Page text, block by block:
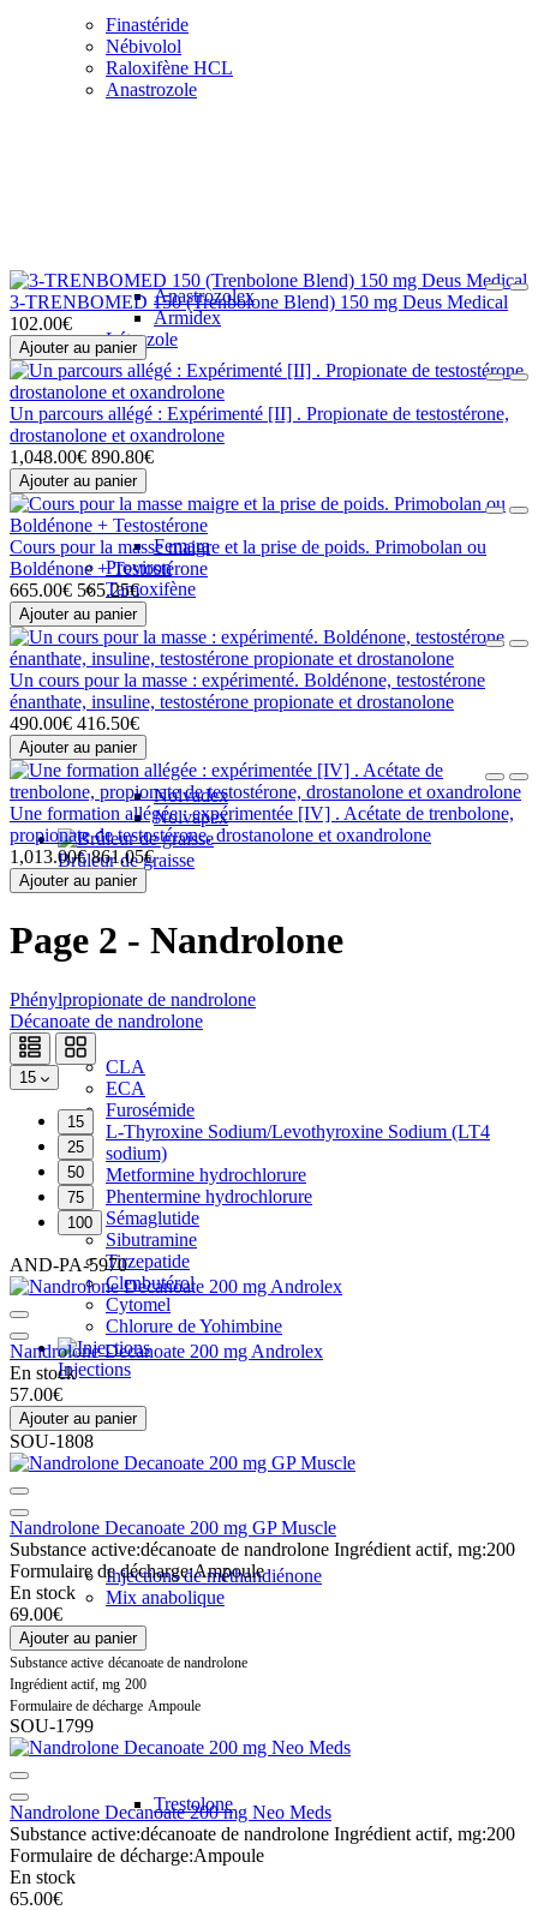
Finastéride
Nébivolol
Raloxifène HCL
Anastrozole
Anastrozolex
Armidex
Létrozole
Femara
Proviron
Tamoxifène
Nolvadex
Nolvapex
Brûleur de graisse
CLA
ECA
Furosémide
L-Thyroxine Sodium/Levothyroxine Sodium (LT4
sodium)
Metformine hydrochlorure
Phentermine hydrochlorure
Sémaglutide
Sibutramine
Tirzepatide
Clenbutérol
Cytomel
Chlorure de Yohimbine
Injections
Injections de méthandiénone
Mix anabolique
Trestolone
3-TRENBOMED 150 (Trenbolone Blend) 150 mg Deus Medical
102.00€
Ajouter au panier
Un parcours allégé : Expérimenté [II] . Propionate de testostérone,
drostanolone et oxandrolone
1,048.00€ 890.80€
Ajouter au panier
Cours pour la masse maigre et la prise de poids. Primobolan ou
Boldénone + Testostérone
665.00€ 565.25€
Ajouter au panier
Un cours pour la masse : expérimenté. Boldénone, testostérone
énanthate, insuline, testostérone propionate et drostanolone
490.00€ 416.50€
Ajouter au panier
Une formation allégée : expérimentée [IV] . Acétate de trenbolone,
propionate de testostérone, drostanolone et oxandrolone
1,013.00€ 861.05€
Ajouter au panier
Page 2 - Nandrolone
Phénylpropionate de nandrolone
Décanoate de nandrolone
15
15
25
50
75
100
AND-PA-5970
Nandrolone Decanoate 200 mg Androlex
En stock
57.00€
Ajouter au panier
SOU-1808
Nandrolone Decanoate 200 mg GP Muscle
Substance active:décanoate de nandrolone Ingrédient actif, mg:200
Formulaire de décharge:Ampoule
En stock
69.00€
Ajouter au panier
Substance active décanoate de nandrolone
Ingrédient actif, mg 200
Formulaire de décharge Ampoule
SOU-1799
Nandrolone Decanoate 200 mg Neo Meds
Substance active:décanoate de nandrolone Ingrédient actif, mg:200
Formulaire de décharge:Ampoule
En stock
65.00€